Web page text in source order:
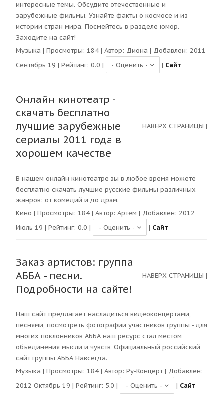
интересные темы. Обсудите отечественные и
зарубежные фильмы. Узнайте факты о космосе и из
истории стран мира. Посмейтесь в разделе юмор.
Заходите на сайт!
Музыка | Просмотры: 184 | Автор: Диона | Добавлен: 2011
Сентябрь 19 | Рейтинг: 0.0 | | Сайт
Онлайн кинотеатр -
скачать бесплатно
лучшие зарубежные
сериалы 2011 года в
хорошем качестве
НАВЕРХ СТРАНИЦЫ |
В нашем онлайн кинотеатре вы в любое время можете
бесплатно скачать лучшие русские фильмы различных
жанров: от комедий и до драм.
Кино | Просмотры: 184 | Автор: Артем | Добавлен: 2012
Июль 19 | Рейтинг: 0.0 | | Сайт
Заказ артистов: группа
АББА - песни.
Подробности на сайте!
НАВЕРХ СТРАНИЦЫ |
Наш сайт предлагает насладиться видеоконцертами,
песнями, посмотреть фотографии участников группы - для
многих поклонников АББА наш ресурс стал местом
объединения мысли и чувств. Официальный российский
сайт группы АББА Навсегда.
Музыка | Просмотры: 184 | Автор: Ру-Концерт | Добавлен:
2012 Октябрь 19 | Рейтинг: 5.0 | | Сайт